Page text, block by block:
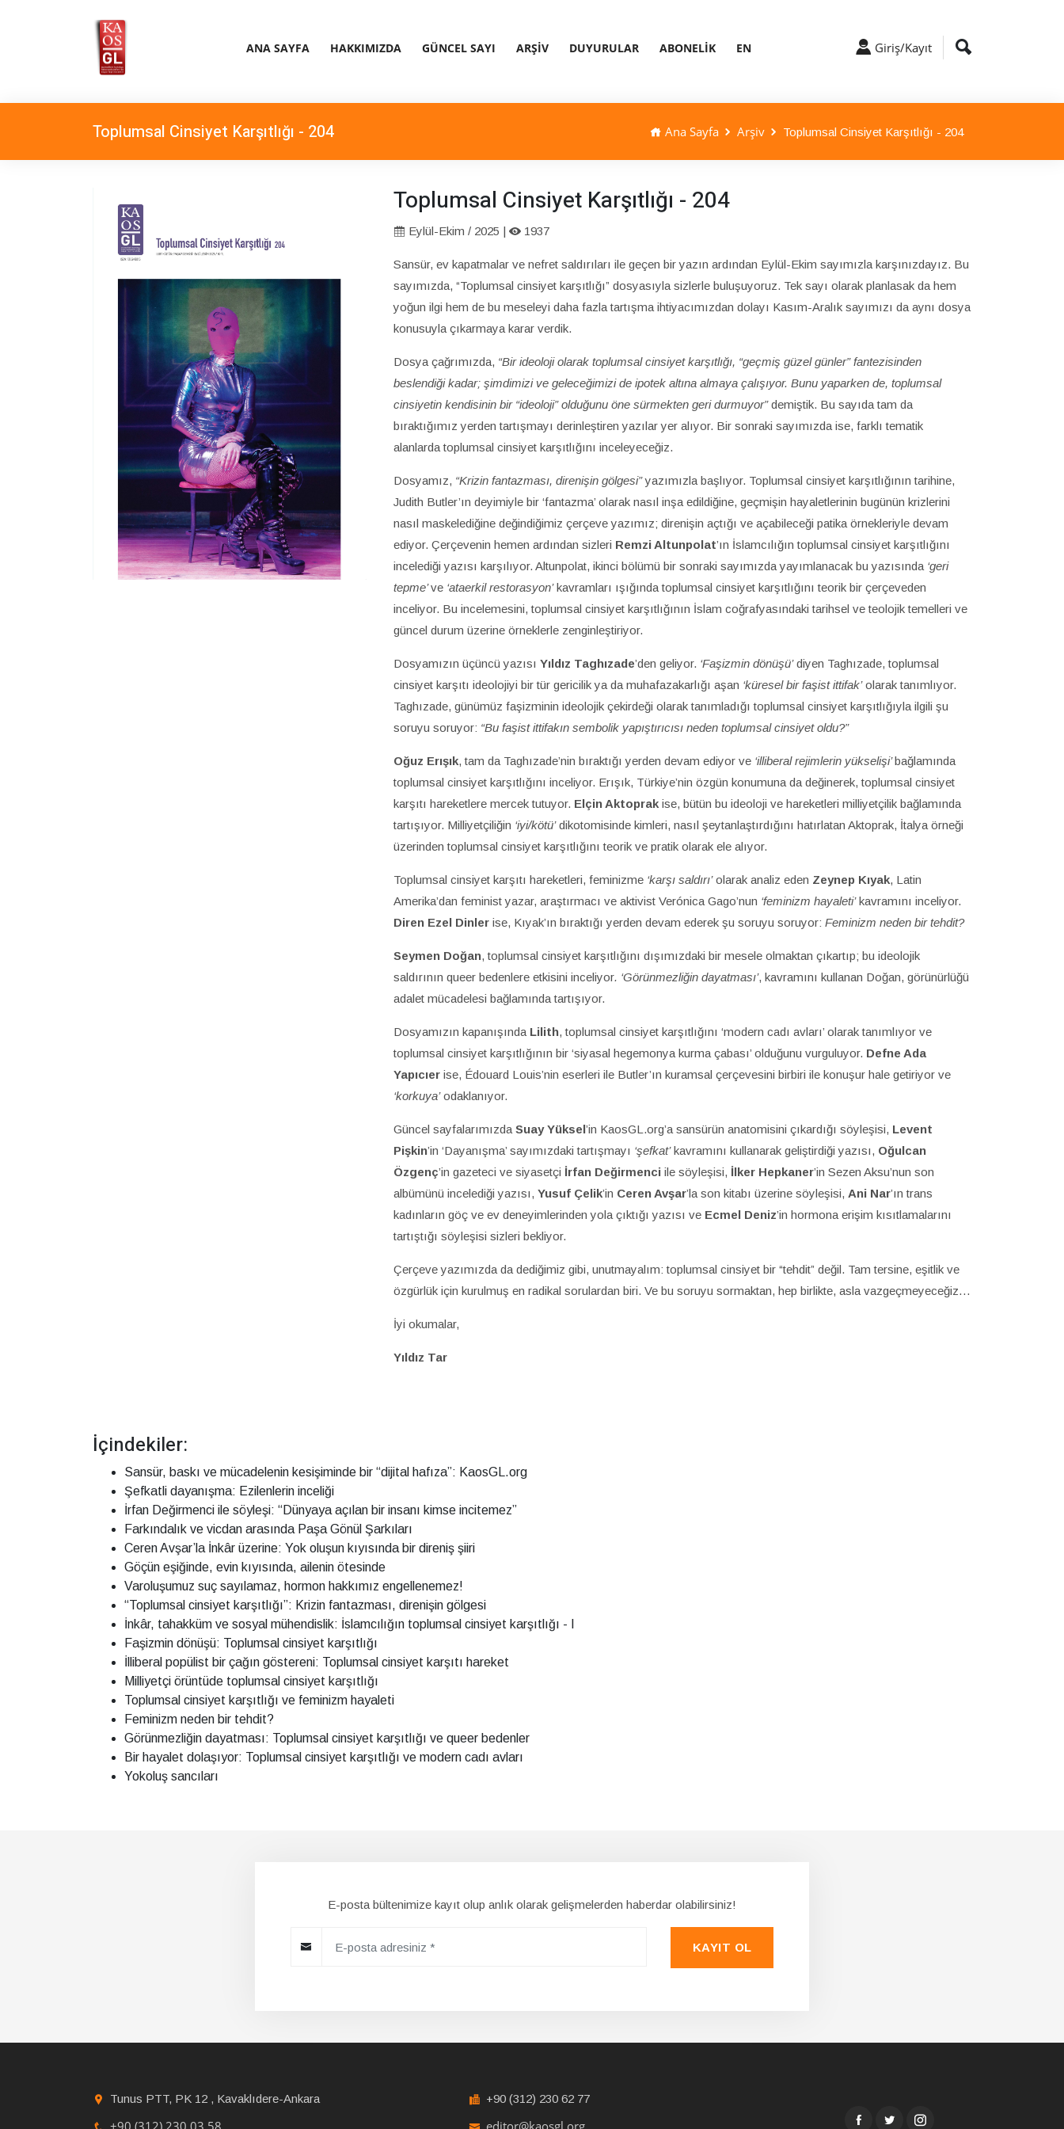
ANA SAYFA HAKKIMIZDA GÜNCEL SAYI ARŞIV DUYURULAR ABONELIK EN Giriş/Kayıt
Toplumsal Cinsiyet Karşıtlığı - 204 Ana Sayfa Arşiv Toplumsal Cinsiyet Karşıtlığı - 204
Toplumsal Cinsiyet Karşıtlığı - 204
Eylül-Ekim / 2025 | 1937
Sansür, ev kapatmalar ve nefret saldırıları ile geçen bir yazın ardından Eylül-Ekim sayımızla karşınızdayız. Bu
sayımızda, “Toplumsal cinsiyet karşıtlığı” dosyasıyla sizlerle buluşuyoruz. Tek sayı olarak planlasak da hem
yoğun ilgi hem de bu meseleyi daha fazla tartışma ihtiyacımızdan dolayı Kasım-Aralık sayımızı da aynı dosya
konusuyla çıkarmaya karar verdik.
Dosya çağrımızda, “Bir ideoloji olarak toplumsal cinsiyet karşıtlığı, “geçmiş güzel günler” fantezisinden
beslendiği kadar; şimdimizi ve geleceğimizi de ipotek altına almaya çalışıyor. Bunu yaparken de, toplumsal
cinsiyetin kendisinin bir “ideoloji” olduğunu öne sürmekten geri durmuyor”demiştik. Bu sayıda tam da
bıraktığımız yerden tartışmayı derinleştiren yazılar yer alıyor. Bir sonraki sayımızda ise, farklı tematik
alanlarda toplumsal cinsiyet karşıtlığını inceleyeceğiz.
Dosyamız, “Krizin fantazması, direnişin gölgesi”yazımızla başlıyor. Toplumsal cinsiyet karşıtlığının tarihine,
Judith Butler’ın deyimiyle bir ‘fantazma’ olarak nasıl inşa edildiğine, geçmişin hayaletlerinin bugünün krizlerini
nasıl maskelediğine değindiğimiz çerçeve yazımız; direnişin açtığı ve açabileceği patika örnekleriyle devam
ediyor. Çerçevenin hemen ardından sizleri Remzi Altunpolat’ın İslamcılığın toplumsal cinsiyet karşıtlığını
incelediği yazısı karşılıyor. Altunpolat, ikinci bölümü bir sonraki sayımızda yayımlanacak bu yazısında ‘geri
tepme’ve ‘ataerkil restorasyon’kavramları ışığında toplumsal cinsiyet karşıtlığını teorik bir çerçeveden
inceliyor. Bu incelemesini, toplumsal cinsiyet karşıtlığının İslam coğrafyasındaki tarihsel ve teolojik temelleri ve
güncel durum üzerine örneklerle zenginleştiriyor.
Dosyamızın üçüncü yazısı Yıldız Taghızade’den geliyor. ‘Faşizmin dönüşü’diyen Taghızade, toplumsal
cinsiyet karşıtı ideolojiyi bir tür gericilik ya da muhafazakarlığı aşan ‘küresel bir faşist ittifak’olarak tanımlıyor.
Taghızade, günümüz faşizminin ideolojik çekirdeği olarak tanımladığı toplumsal cinsiyet karşıtlığıyla ilgili şu
soruyu soruyor: “Bu faşist ittifakın sembolik yapıştırıcısı neden toplumsal cinsiyet oldu?”
Oğuz Erışık, tam da Taghızade’nin bıraktığı yerden devam ediyor ve ‘illiberal rejimlerin yükselişi’bağlamında
toplumsal cinsiyet karşıtlığını inceliyor. Erışık, Türkiye’nin özgün konumuna da değinerek, toplumsal cinsiyet
karşıtı hareketlere mercek tutuyor. Elçin Aktoprak ise, bütün bu ideoloji ve hareketleri milliyetçilik bağlamında
tartışıyor. Milliyetçiliğin ‘iyi/kötü’dikotomisinde kimleri, nasıl şeytanlaştırdığını hatırlatan Aktoprak, İtalya örneği
üzerinden toplumsal cinsiyet karşıtlığını teorik ve pratik olarak ele alıyor.
Toplumsal cinsiyet karşıtı hareketleri, feminizme ‘karşı saldırı’olarak analiz eden Zeynep Kıyak, Latin
Amerika’dan feminist yazar, araştırmacı ve aktivist Verónica Gago’nun ‘feminizm hayaleti’kavramını inceliyor.
Diren Ezel Dinler ise, Kıyak’ın bıraktığı yerden devam ederek şu soruyu soruyor: Feminizm neden bir tehdit?
Seymen Doğan, toplumsal cinsiyet karşıtlığını dışımızdaki bir mesele olmaktan çıkartıp; bu ideolojik
saldırının queer bedenlere etkisini inceliyor. ‘Görünmezliğin dayatması’, kavramını kullanan Doğan, görünürlüğü
adalet mücadelesi bağlamında tartışıyor.
Dosyamızın kapanışında Lilith, toplumsal cinsiyet karşıtlığını ‘modern cadı avları’ olarak tanımlıyor ve
toplumsal cinsiyet karşıtlığının bir ‘siyasal hegemonya kurma çabası’ olduğunu vurguluyor. Defne Ada
Yapıcıer ise, Édouard Louis’nin eserleri ile Butler’ın kuramsal çerçevesini birbiri ile konuşur hale getiriyor ve
‘korkuya’odaklanıyor.
Güncel sayfalarımızda Suay Yüksel’in KaosGL.org’a sansürün anatomisini çıkardığı söyleşisi, Levent
Pişkin’in ‘Dayanışma’ sayımızdaki tartışmayı ‘şefkat’kavramını kullanarak geliştirdiği yazısı, Oğulcan
Özgenç’in gazeteci ve siyasetçi İrfan Değirmenci ile söyleşisi, İlker Hepkaner’in Sezen Aksu’nun son
albümünü incelediği yazısı, Yusuf Çelik’in Ceren Avşar’la son kitabı üzerine söyleşisi, Ani Nar’ın trans
kadınların göç ve ev deneyimlerinden yola çıktığı yazısı ve Ecmel Deniz’in hormona erişim kısıtlamalarını
tartıştığı söyleşisi sizleri bekliyor.
Çerçeve yazımızda da dediğimiz gibi, unutmayalım: toplumsal cinsiyet bir “tehdit” değil. Tam tersine, eşitlik ve
özgürlük için kurulmuş en radikal sorulardan biri. Ve bu soruyu sormaktan, hep birlikte, asla vazgeçmeyeceğiz…
İyi okumalar,
Yıldız Tar
İçindekiler:
Sansür, baskı ve mücadelenin kesişiminde bir “dijital hafıza”: KaosGL.org
Şefkatli dayanışma: Ezilenlerin inceliği
İrfan Değirmenci ile söyleşi: “Dünyaya açılan bir insanı kimse incitemez”
Farkındalık ve vicdan arasında Paşa Gönül Şarkıları
Ceren Avşar’la İnkâr üzerine: Yok oluşun kıyısında bir direniş şiiri
Göçün eşiğinde, evin kıyısında, ailenin ötesinde
Varoluşumuz suç sayılamaz, hormon hakkımız engellenemez!
“Toplumsal cinsiyet karşıtlığı”: Krizin fantazması, direnişin gölgesi
İnkâr, tahakküm ve sosyal mühendislik: İslamcılığın toplumsal cinsiyet karşıtlığı - I
Faşizmin dönüşü: Toplumsal cinsiyet karşıtlığı
İlliberal popülist bir çağın göstereni: Toplumsal cinsiyet karşıtı hareket
Milliyetçi örüntüde toplumsal cinsiyet karşıtlığı
Toplumsal cinsiyet karşıtlığı ve feminizm hayaleti
Feminizm neden bir tehdit?
Görünmezliğin dayatması: Toplumsal cinsiyet karşıtlığı ve queer bedenler
Bir hayalet dolaşıyor: Toplumsal cinsiyet karşıtlığı ve modern cadı avları
Yokoluş sancıları
E-posta bültenimize kayıt olup anlık olarak gelişmelerden haberdar olabilirsiniz!
KAYIT OL
Tunus PTT, PK 12 , Kavaklıdere-Ankara
+90 (312) 230 03 58
+90 (312) 230 62 77
editor@kaosgl.org